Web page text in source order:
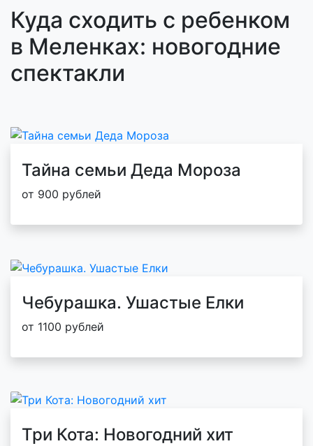
Куда сходить с ребенком
в Меленках: новогодние
спектакли
Тайна семьи Деда Мороза
от 900 рублей
Чебурашка. Ушастые Елки
от 1100 рублей
Три Кота: Новогодний хит